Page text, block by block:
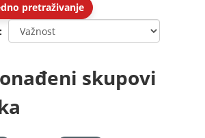
pretraživanje
skupovi